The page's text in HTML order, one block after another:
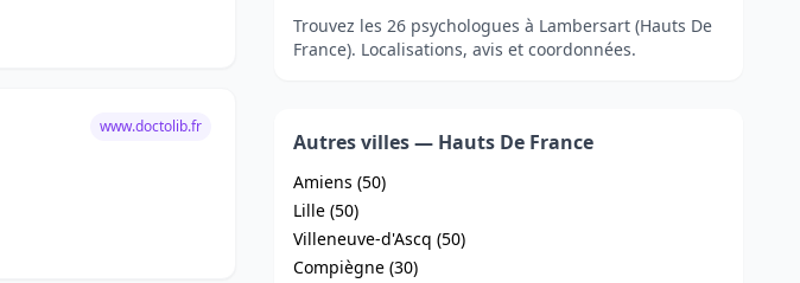
www.doctolib.fr
Trouvez les 26 psychologues à Lambersart (Hauts De
France). Localisations, avis et coordonnées.
Autres villes — Hauts De France
Amiens (50)
Lille (50)
Villeneuve-d'Ascq (50)
Compiègne (30)